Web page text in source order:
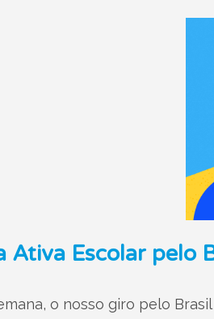
Ativa Escolar pelo
o nosso giro pelo